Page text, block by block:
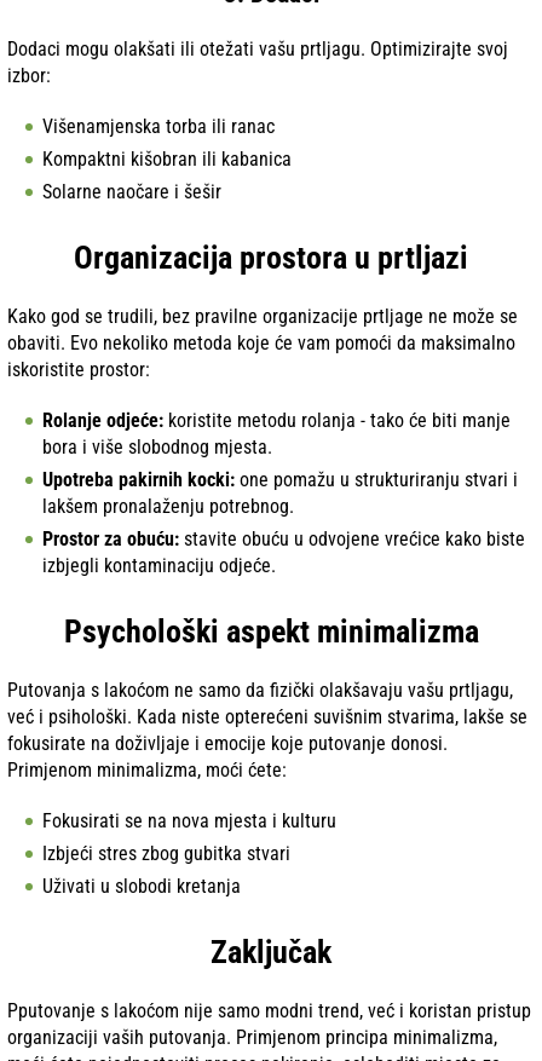
Dodaci mogu olakšati ili otežati vašu prtljagu. Optimizirajte svoj
izbor:
Višenamjenska torba ili ranac
Kompaktni kišobran ili kabanica
Solarne naočare i šešir
Organizacija prostora u prtljazi
Kako god se trudili, bez pravilne organizacije prtljage ne može se
obaviti. Evo nekoliko metoda koje će vam pomoći da maksimalno
iskoristite prostor:
Rolanje odjeće: koristite metodu rolanja - tako će biti manje
bora i više slobodnog mjesta.
Upotreba pakirnih kocki: one pomažu u strukturiranju stvari i
lakšem pronalaženju potrebnog.
Prostor za obuću: stavite obuću u odvojene vrećice kako biste
izbjegli kontaminaciju odjeće.
Psychološki aspekt minimalizma
Putovanja s lakoćom ne samo da fizički olakšavaju vašu prtljagu,
već i psihološki. Kada niste opterećeni suvišnim stvarima, lakše se
fokusirate na doživljaje i emocije koje putovanje donosi.
Primjenom minimalizma, moći ćete:
Fokusirati se na nova mjesta i kulturu
Izbjeći stres zbog gubitka stvari
Uživati u slobodi kretanja
Zaključak
Pputovanje s lakoćom nije samo modni trend, već i koristan pristup
organizaciji vaših putovanja. Primjenom principa minimalizma,